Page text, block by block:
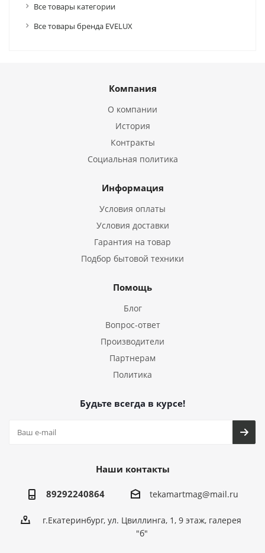
Все товары категории
Все товары бренда EVELUX
Компания
О компании
История
Контракты
Социальная политика
Информация
Условия оплаты
Условия доставки
Гарантия на товар
Подбор бытовой техники
Помощь
Блог
Вопрос-ответ
Производители
Партнерам
Политика
Будьте всегда в курсе!
Наши контакты
89292240864 tekamartmag@mail.ru
г.Екатеринбург, ул. Цвиллинга, 1, 9 этаж, галерея
"б"